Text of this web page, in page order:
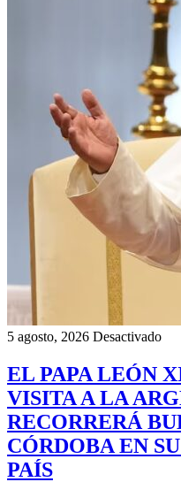
5 agosto, 2026 Desactivado
EL PAPA LEÓN
VISITA A LA
RECORRERÁ
CÓRDOBA EN
PAÍS